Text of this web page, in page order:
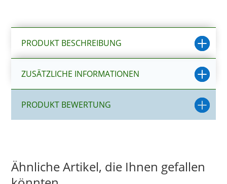
PRODUKT BESCHREIBUNG
ZUSÄTZLICHE INFORMATIONEN
PRODUKT BEWERTUNG
Ähnliche Artikel, die Ihnen gefallen